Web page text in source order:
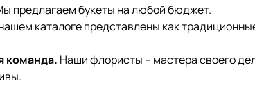
предлагаем букеты на любой бюджет.
каталоге представлены как
команда. Наши флористы – мастера своего